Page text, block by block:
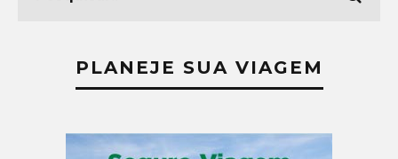
PLANEJE SUA VIAGEM